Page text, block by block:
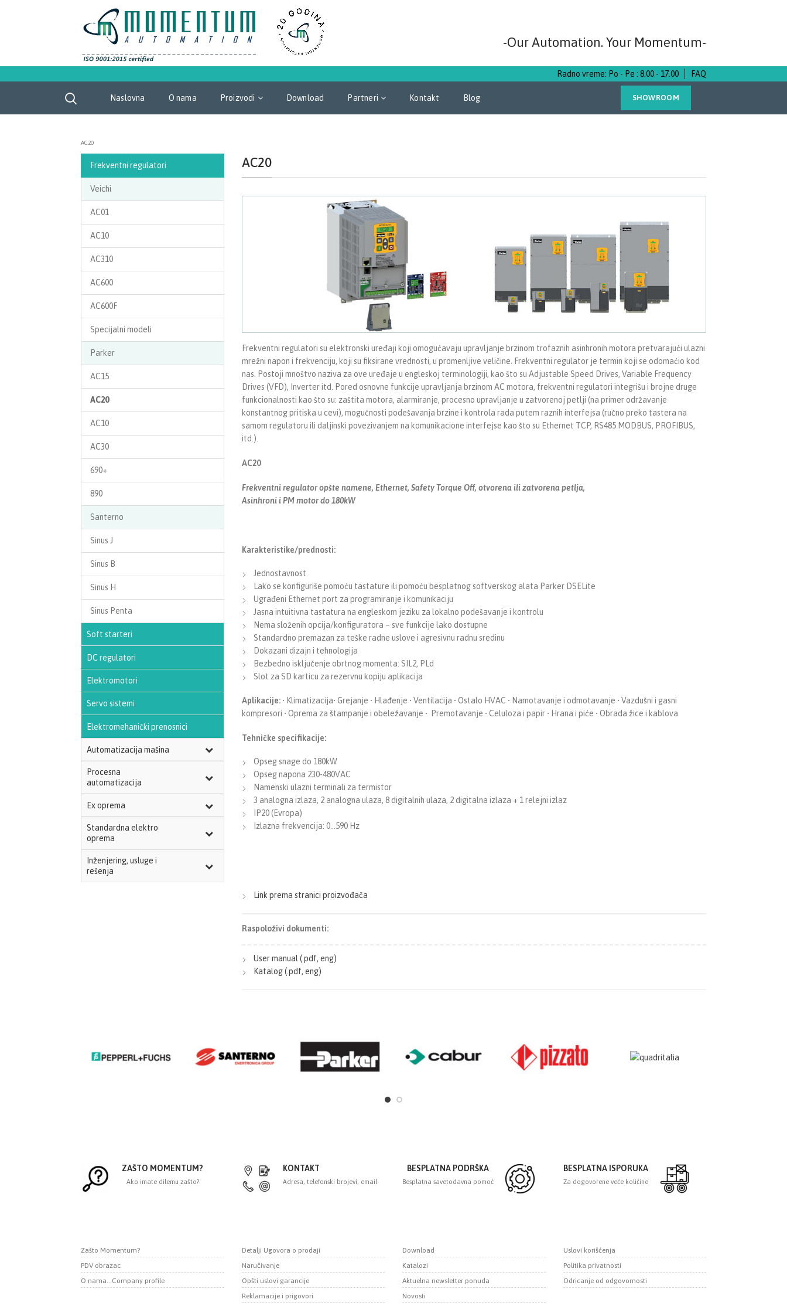
-Our Automation. Your Momentum-
Radno vreme: Po - Pe : 8.00 - 17.00 FAQ
Naslovna O nama Proizvodi Download Partneri Kontakt Blog SHOWROOM
AC20
AC20
Frekventni regulatori su elektronski uređaji koji omogućavaju upravljanje brzinom trofaznih asinhronih motora pretvarajući ulazni
mrežni napon i frekvenciju, koji su fiksirane vrednosti, u promenljive veličine. Frekventni regulator je termin koji se odomaćio kod
nas. Postoji mnoštvo naziva za ove uređaje u engleskoj terminologiji, kao što su Adjustable Speed Drives, Variable Frequency
Drives (VFD), Inverter itd. Pored osnovne funkcije upravljanja brzinom AC motora, frekventni regulatori integrišu i brojne druge
funkcionalnosti kao što su: zaštita motora, alarmiranje, procesno upravljanje u zatvorenoj petlji (na primer održavanje
konstantnog pritiska u cevi), mogućnosti podešavanja brzine i kontrola rada putem raznih interfejsa (ručno preko tastera na
samom regulatoru ili daljinski povezivanjem na komunikacione interfejse kao što su Ethernet TCP, RS485 MODBUS, PROFIBUS,
itd.).
AC20
Frekventni regulator opšte namene, Ethernet, Safety Torque Off, otvorena ili zatvorena petlja,
Asinhroni i PM motor do 180kW
Karakteristike/prednosti:
Jednostavnost
Lako se konfiguriše pomoću tastature ili pomoću besplatnog softverskog alata Parker DSELite
Ugrađeni Ethernet port za programiranje i komunikaciju
Jasna intuitivna tastatura na engleskom jeziku za lokalno podešavanje i kontrolu
Nema složenih opcija/konfiguratora – sve funkcije lako dostupne
Standardno premazan za teške radne uslove i agresivnu radnu sredinu
Dokazani dizajn i tehnologija
Bezbedno isključenje obrtnog momenta: SIL2, PLd
Slot za SD karticu za rezervnu kopiju aplikacija
Aplikacije:• Klimatizacija• Grejanje • Hlađenje • Ventilacija • Ostalo HVAC • Namotavanje i odmotavanje • Vazdušni i gasni
kompresori • Oprema za štampanje i obeležavanje • Premotavanje • Celuloza i papir • Hrana i piće • Obrada žice i kablova
Tehničke specifikacije:
Opseg snage do 180kW
Opseg napona 230-480VAC
Namenski ulazni terminali za termistor
3 analogna izlaza, 2 analogna ulaza, 8 digitalnih ulaza, 2 digitalna izlaza + 1 relejni izlaz
IP20 (Evropa)
Izlazna frekvencija: 0…590 Hz
Link prema stranici proizvođača
Raspoloživi dokumenti:
User manual (.pdf, eng)
Katalog (.pdf, eng)
Frekventni regulatori
Veichi
AC01
AC10
AC310
AC600
AC600F
Specijalni modeli
Parker
AC15
AC20
AC10
AC30
690+
890
Santerno
Sinus J
Sinus B
Sinus H
Sinus Penta
Soft starteri
DC regulatori
Elektromotori
Servo sistemi
Elektromehanički prenosnici
Automatizacija mašina
Procesna
automatizacija
Ex oprema
Standardna elektro
oprema
Inženjering, usluge i
rešenja
ZAŠTO MOMENTUM?
Ako imate dilemu zašto?
KONTAKT
Adresa, telefonski brojevi, email
BESPLATNA PODRŠKA
Besplatna savetodavna pomoć
BESPLATNA ISPORUKA
Za dogovorene veće količine
Zašto Momentum?
PDV obrazac
O nama...Company profile
Detalji Ugovora o prodaji
Naručivanje
Opšti uslovi garancije
Reklamacije i prigovori
Download
Katalozi
Aktuelna newsletter ponuda
Novosti
Uslovi korišćenja
Politika privatnosti
Odricanje od odgovornosti